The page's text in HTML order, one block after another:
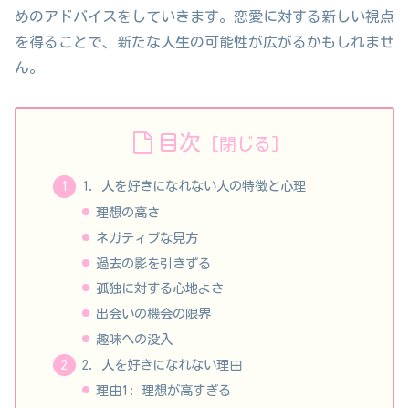
めのアドバイスをしていきます。恋愛に対する新しい視点
を得ることで、新たな人生の可能性が広がるかもしれませ
ん。
目次
1. 人を好きになれない人の特徴と心理
理想の高さ
ネガティブな見方
過去の影を引きずる
孤独に対する心地よさ
出会いの機会の限界
趣味への没入
2. 人を好きになれない理由
理由1: 理想が高すぎる